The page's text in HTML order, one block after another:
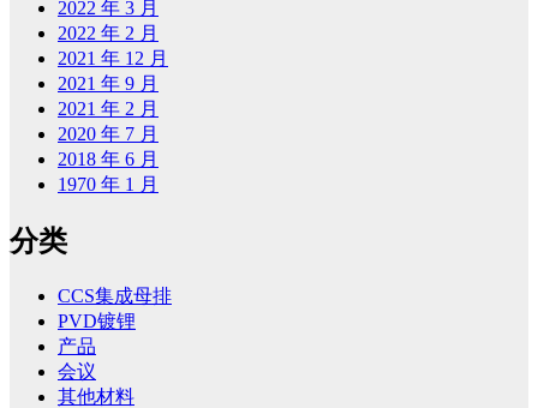
2022 年 3 月
2022 年 2 月
2021 年 12 月
2021 年 9 月
2021 年 2 月
2020 年 7 月
2018 年 6 月
1970 年 1 月
分类
CCS集成母排
PVD镀锂
产品
会议
其他材料